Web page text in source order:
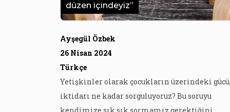
düzen içindeyiz”
Ayşegül Özbek
26 Nisan 2024
Türkçe
Yetişkinler olarak çocukların üzerindeki
iktidarı ne kadar sorguluyoruz? Bu soruyu